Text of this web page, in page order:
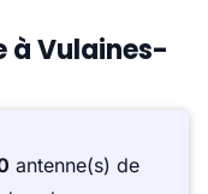
à Vulaines-
antenne(s) de